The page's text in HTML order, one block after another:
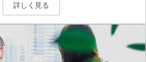
詳しく見る